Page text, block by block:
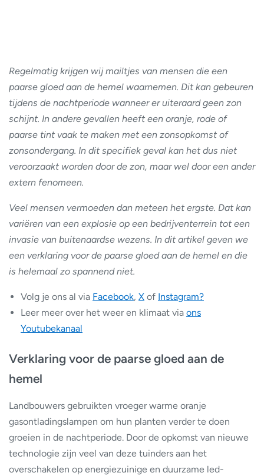
Regelmatig krijgen wij mailtjes van mensen die een
paarse gloed aan de hemel waarnemen. Dit kan gebeuren
tijdens de nachtperiode wanneer er uiteraard geen zon
schijnt. In andere gevallen heeft een oranje, rode of
paarse tint vaak te maken met een zonsopkomst of
zonsondergang. In dit specifiek geval kan het dus niet
veroorzaakt worden door de zon, maar wel door een ander
extern fenomeen.
Veel mensen vermoeden dan meteen het ergste. Dat kan
variëren van een explosie op een bedrijventerrein tot een
invasie van buitenaardse wezens. In dit artikel geven we
een verklaring voor de paarse gloed aan de hemel en die
is helemaal zo spannend niet.
Volg je ons al via Facebook, X of Instagram?
Leer meer over het weer en klimaat via ons
Youtubekanaal
Verklaring voor de paarse gloed aan de
hemel
Landbouwers gebruikten vroeger warme oranje
gasontladingslampen om hun planten verder te doen
groeien in de nachtperiode. Door de opkomst van nieuwe
technologie zijn veel van deze tuinders aan het
overschakelen op energiezuinige en duurzame led-